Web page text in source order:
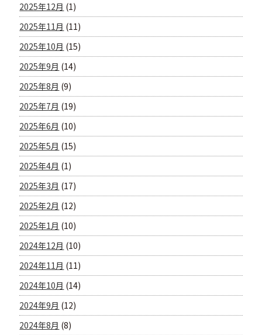
2025年12月 (1)
2025年11月 (11)
2025年10月 (15)
2025年9月 (14)
2025年8月 (9)
2025年7月 (19)
2025年6月 (10)
2025年5月 (15)
2025年4月 (1)
2025年3月 (17)
2025年2月 (12)
2025年1月 (10)
2024年12月 (10)
2024年11月 (11)
2024年10月 (14)
2024年9月 (12)
2024年8月 (8)